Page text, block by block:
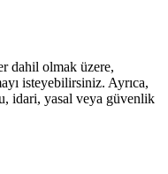
dahil olmak üzere,
isteyebilirsiniz. Ayrıca,
idari, yasal veya güvenlik